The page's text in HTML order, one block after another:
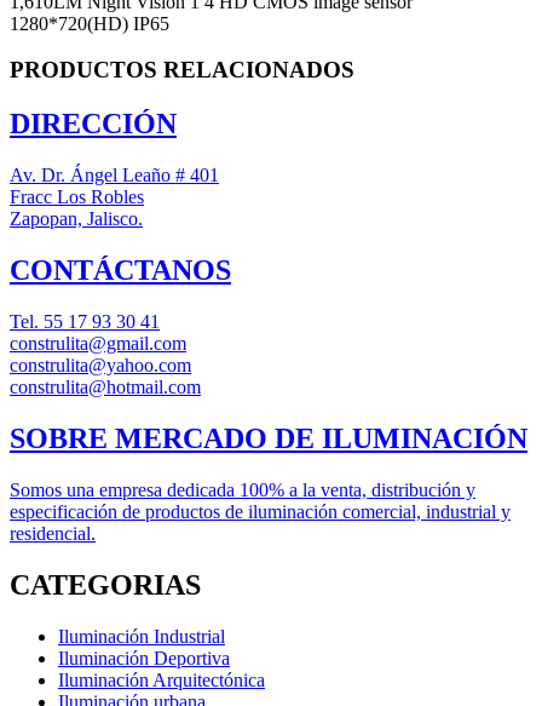
1280*720(HD) IP65
PRODUCTOS RELACIONADOS
DIRECCIÓN
Av. Dr. Ángel Leaño # 401
Fracc Los Robles
Zapopan, Jalisco.
CONTÁCTANOS
Tel. 55 17 93 30 41
construlita@gmail.com
construlita@yahoo.com
construlita@hotmail.com
SOBRE MERCADO DE ILUMINACIÓN
Somos una empresa dedicada 100% a la venta, distribución y
especificación de productos de iluminación comercial, industrial y
residencial.
CATEGORIAS
Iluminación Industrial
Iluminación Deportiva
Iluminación Arquitectónica
Iluminación urbana